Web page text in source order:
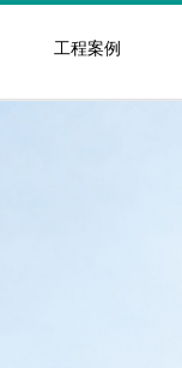
工程案例